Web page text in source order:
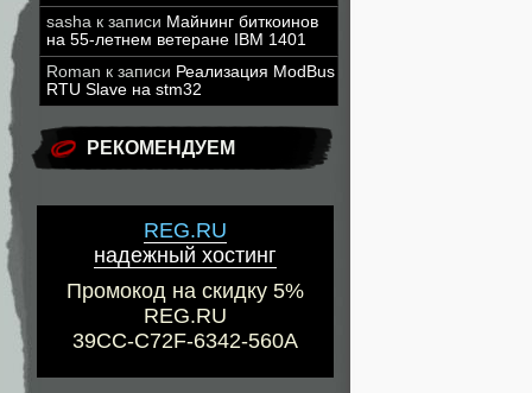
sasha к записи Майнинг биткоинов
на 55-летнем ветеране IBM 1401
Roman к записи Реализация ModBus
RTU Slave на stm32
РЕКОМЕНДУЕМ
REG.RU
надежный хостинг
Промокод на скидку 5%
REG.RU
39CC-C72F-6342-560A